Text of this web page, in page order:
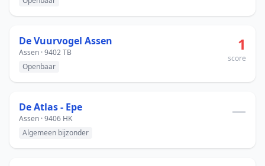
De Vuurvogel Assen
Assen · 9402 TB
Openbaar
1
score
De Atlas - Epe
Assen · 9406 HK
Algemeen bijzonder
—